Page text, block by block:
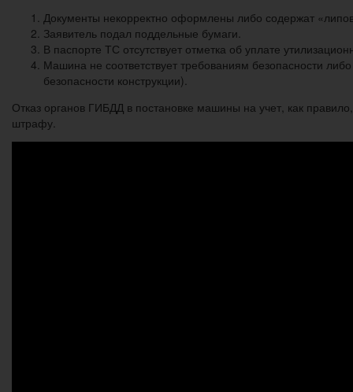
Документы некорректно оформлены либо содержат
Заявитель подал поддельные бумаги.
В паспорте ТС отсутствует отметка об уплате
Машина не соответствует требованиям безопасности либо
безопасности конструкции).
Отказ органов ГИБДД в постановке машины на учет, как
штрафу.